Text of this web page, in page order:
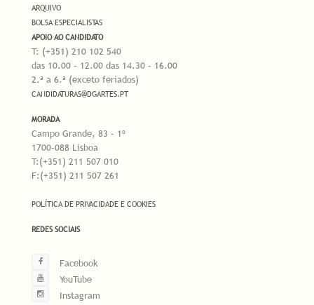
ARQUIVO
BOLSA ESPECIALISTAS
APOIO AO CANDIDATO
T: (+351) 210 102 540
das 10.00 - 12.00 das 14.30 - 16.00
2.ª a 6.ª (exceto feriados)
CANDIDATURAS@DGARTES.PT
MORADA
Campo Grande, 83 - 1º
1700-088 Lisboa
T:(+351) 211 507 010
F:(+351) 211 507 261
POLÍTICA DE PRIVACIDADE E COOKIES
REDES SOCIAIS
Facebook
YouTube
Instagram